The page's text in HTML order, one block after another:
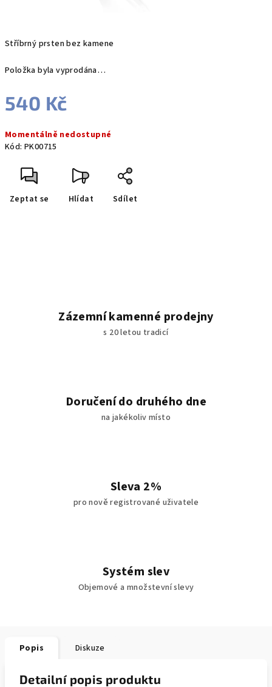
Stříbrný prsten bez kamene
Položka byla vyprodána…
540 Kč
cena:
Momentálně nedostupné
Kód: PK00715
Zeptat se Hlídat Sdílet
Zázemní kamenné prodejny
s 20 letou tradicí
Doručení do druhého dne
na jakékoliv místo
Sleva 2%
pro nově registrované uživatele
Systém slev
Objemové a množstevní slevy
Popis Diskuze
Detailní popis produktu